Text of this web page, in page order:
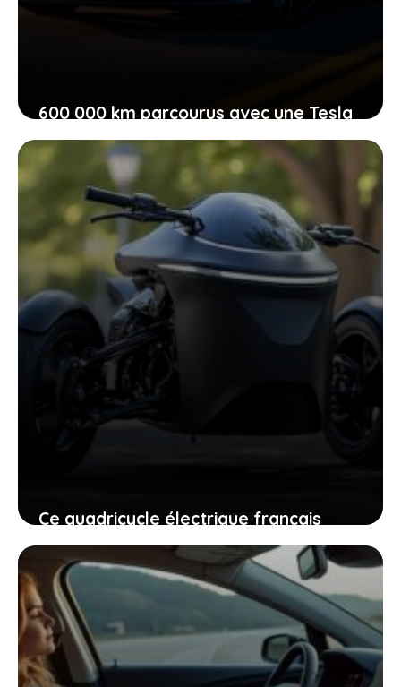
600 000 km parcourus avec une Tesla
Model 3 : quel état d’autonomie pour
sa batterie d’origine après tout ce
temps ?
10 mai 2026
Ce quadricycle électrique français
propose une technologie unique pour
rendre vos trajets plus simples
9 mai 2026